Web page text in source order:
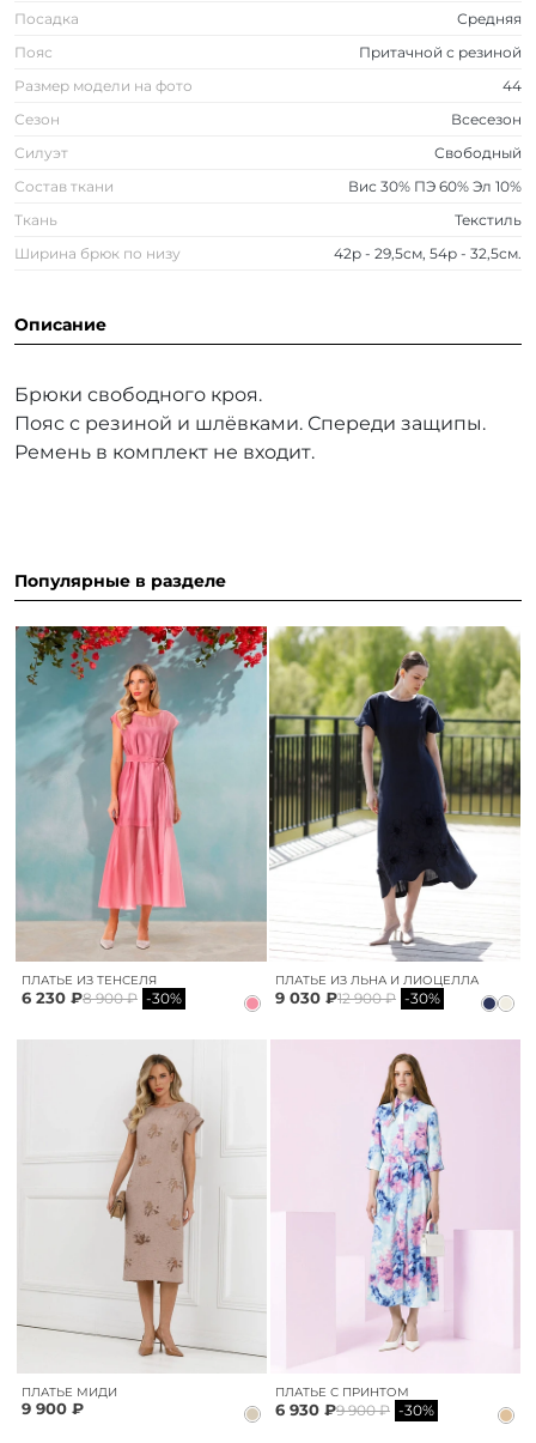
Посадка
Средняя
Пояс
Притачной с резиной
Размер модели на фото
44
Сезон
Всесезон
Силуэт
Свободный
Состав ткани
Вис 30% ПЭ 60% Эл 10%
Ткань
Текстиль
Ширина брюк по низу
42р - 29,5см, 54р - 32,5см.
Описание
Брюки свободного кроя.
Пояс с резиной и шлёвками. Спереди защипы.
Ремень в комплект не входит.
Популярные в разделе
ПЛАТЬЕ ИЗ ТЕНСЕЛЯ
6 230 ₽8 900 ₽ -30%
ПЛАТЬЕ ИЗ ЛЬНА И ЛИОЦЕЛЛА
9 030 ₽12 900 ₽ -30%
ПЛАТЬЕ МИДИ
9 900 ₽
ПЛАТЬЕ С ПРИНТОМ
6 930 ₽9 900 ₽ -30%